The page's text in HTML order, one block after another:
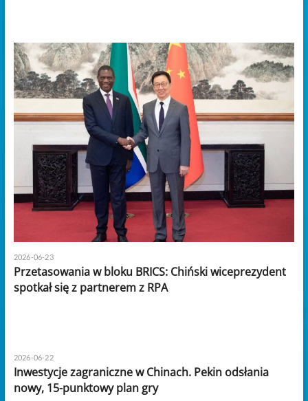
2026-06-23
Przetasowania w bloku BRICS: Chiński wiceprezydent
spotkał się z partnerem z RPA
2026-06-22
Inwestycje zagraniczne w Chinach. Pekin odsłania
nowy, 15-punktowy plan gry